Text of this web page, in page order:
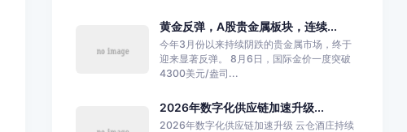
黄金反弹，A股贵金属板块，连续...
今年3月份以来持续阴跌的贵金属市场，终于
迎来显著反弹。 8月6日，国际金价一度突破
4300美元/盎司...
2026年数字化供应链加速升级...
2026年数字化供应链加速升级 云仓酒庄持续